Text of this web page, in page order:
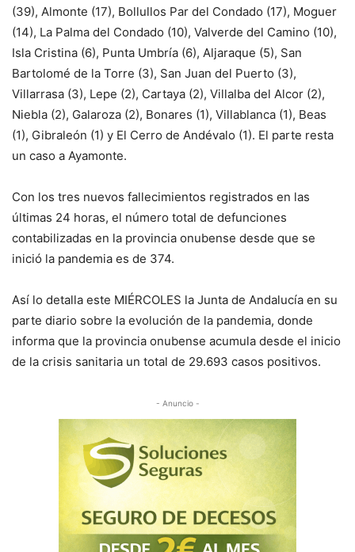
(39), Almonte (17), Bollullos Par del Condado (17), Moguer
(14), La Palma del Condado (10), Valverde del Camino (10),
Isla Cristina (6), Punta Umbría (6), Aljaraque (5), San
Bartolomé de la Torre (3), San Juan del Puerto (3),
Villarrasa (3), Lepe (2), Cartaya (2), Villalba del Alcor (2),
Niebla (2), Galaroza (2), Bonares (1), Villablanca (1), Beas
(1), Gibraleón (1) y El Cerro de Andévalo (1). El parte resta
un caso a Ayamonte.
Con los tres nuevos fallecimientos registrados en las
últimas 24 horas, el número total de defunciones
contabilizadas en la provincia onubense desde que se
inició la pandemia es de 374.
Así lo detalla este MIÉRCOLES la Junta de Andalucía en su
parte diario sobre la evolución de la pandemia, donde
informa que la provincia onubense acumula desde el inicio
de la crisis sanitaria un total de 29.693 casos positivos.
- Anuncio -